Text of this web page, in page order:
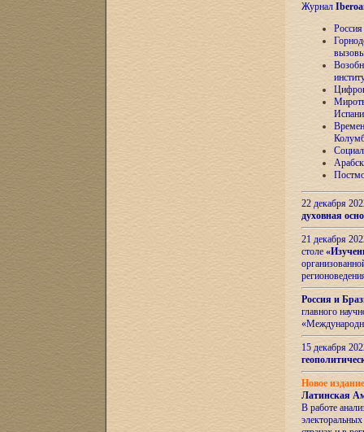
Журнал
22 декабря
духовная
21 декабря
столе
Россия и
главного
15 декабря
Новое
Латинская
В работе